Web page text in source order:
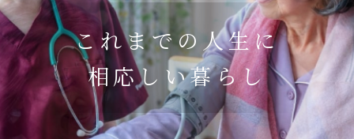
これまでの人生に
相応しい暮らし